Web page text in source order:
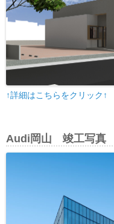
↑詳細はこちらをクリック↑
Audi岡山 竣工写真